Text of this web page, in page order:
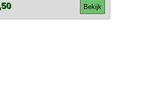
Bekijk